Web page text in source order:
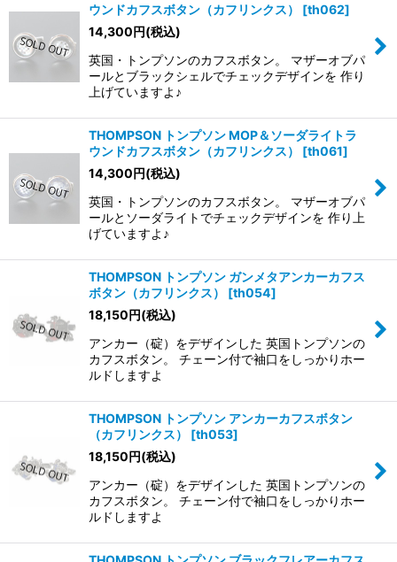
ウンドカフスボタン（カフリンクス）
[th062]
14,300円(税込)
英国・トンプソンのカフスボタン。 マザーオブパ
ールとブラックシェルでチェックデザインを 作り
上げていますよ♪
THOMPSON トンプソン MOP＆ソーダライトラ
ウンドカフスボタン（カフリンクス）
[th061]
14,300円(税込)
英国・トンプソンのカフスボタン。 マザーオブパ
ールとソーダライトでチェックデザインを 作り上
げていますよ♪
THOMPSON トンプソン ガンメタアンカーカフス
ボタン（カフリンクス）
[th054]
18,150円(税込)
アンカー（碇）をデザインした 英国トンプソンの
カフスボタン。 チェーン付で袖口をしっかりホー
ルドしますよ
THOMPSON トンプソン アンカーカフスボタン
（カフリンクス）
[th053]
18,150円(税込)
アンカー（碇）をデザインした 英国トンプソンの
カフスボタン。 チェーン付で袖口をしっかりホー
ルドしますよ